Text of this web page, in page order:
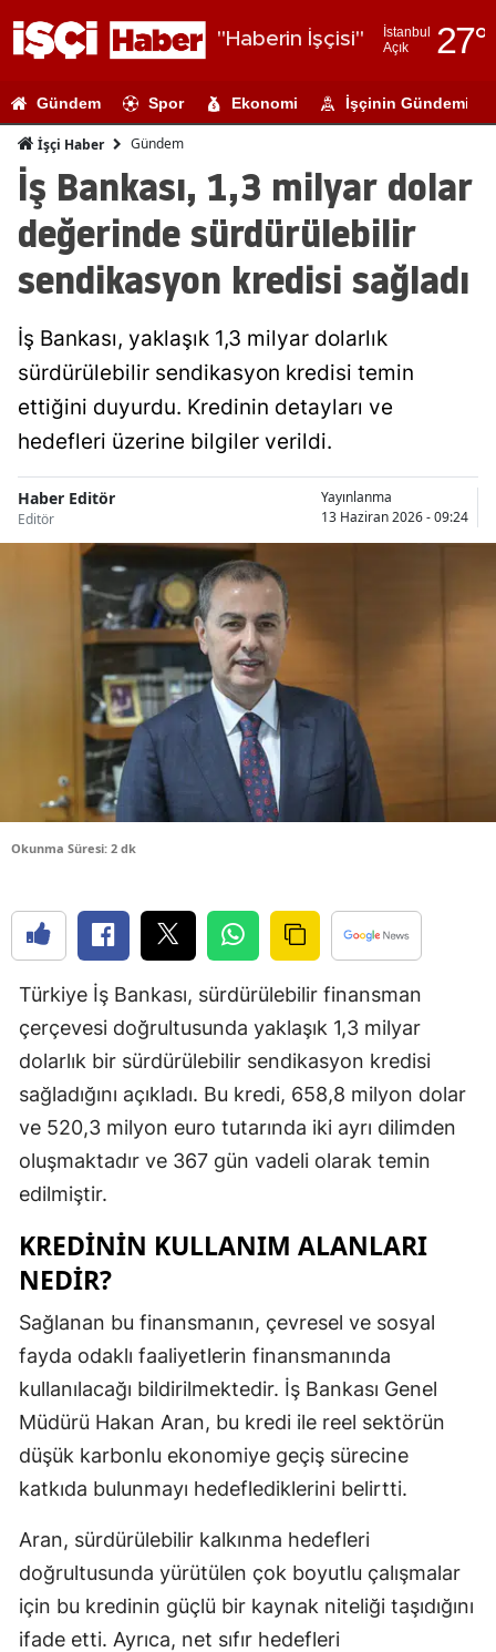
"Haberin İşçisi"
İstanbul
Açık
27°
Adıyaman
Ağrı
Amasya
Ankara
Artvin
Balıkesir
Bilecik
Denizli
Edirne
Elazığ
Erzurum
Gaziantep
Gümüşhane
Hakkari
Hatay
İstanbul
İzmir
Gündem Spor Ekonomi İşçinin Gündemi
İşçi Haber Gündem
İş Bankası, 1,3 milyar dolar
değerinde sürdürülebilir
sendikasyon kredisi sağladı
İş Bankası, yaklaşık 1,3 milyar dolarlık
sürdürülebilir sendikasyon kredisi temin
ettiğini duyurdu. Kredinin detayları ve
hedefleri üzerine bilgiler verildi.
Haber Editör
Editör
Yayınlanma
13 Haziran 2026 - 09:24
Okunma Süresi: 2 dk
Türkiye İş Bankası, sürdürülebilir finansman
çerçevesi doğrultusunda yaklaşık 1,3 milyar
dolarlık bir sürdürülebilir sendikasyon kredisi
sağladığını açıkladı. Bu kredi, 658,8 milyon dolar
ve 520,3 milyon euro tutarında iki ayrı dilimden
oluşmaktadır ve 367 gün vadeli olarak temin
edilmiştir.
KREDININ KULLANIM ALANLARI
NEDIR?
Sağlanan bu finansmanın, çevresel ve sosyal
fayda odaklı faaliyetlerin finansmanında
kullanılacağı bildirilmektedir. İş Bankası Genel
Müdürü Hakan Aran, bu kredi ile reel sektörün
düşük karbonlu ekonomiye geçiş sürecine
katkıda bulunmayı hedeflediklerini belirtti.
Aran, sürdürülebilir kalkınma hedefleri
doğrultusunda yürütülen çok boyutlu çalışmalar
için bu kredinin güçlü bir kaynak niteliği taşıdığını
ifade etti. Ayrıca, net sıfır hedefleri